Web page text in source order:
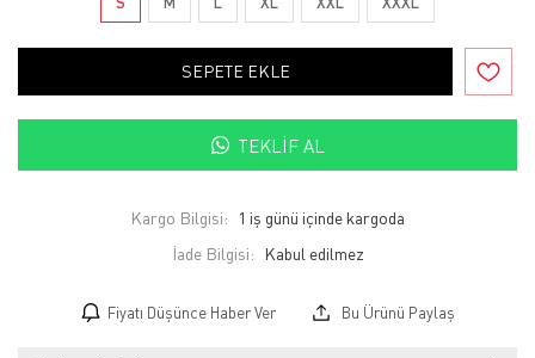
SEPETE EKLE
TEKLIF AL
Kargo Bilgisi:
1 iş günü içinde kargoda
İade Bilgisi:
Fiyatı Düşünce Haber Ver Bu Ürünü Paylaş